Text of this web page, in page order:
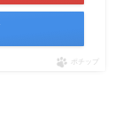
ポチップ